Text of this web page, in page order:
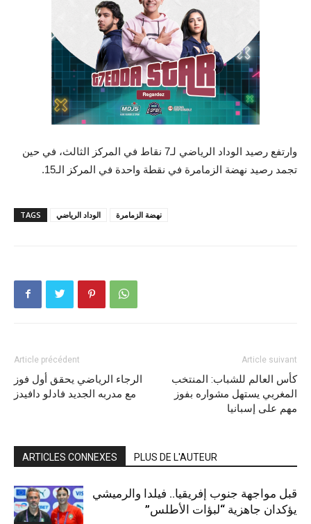
وارتفع رصيد الوداد الرياضي لـ7 نقاط في المركز الثالث، في حين
تجمد رصيد نهضة الزمامرة في نقطة واحدة في المركز الـ15.
TAGS الوداد الرياضي نهضة الزمامرة
Article précédent
الرجاء الرياضي يحقق أول فوز
مع مدربه الجديد فادلو دافيدز
Article suivant
كأس العالم للشباب: المنتخب
المغربي يستهل مشواره بفوز
مهم على إسبانيا
ARTICLES CONNEXES PLUS DE L'AUTEUR
قبل مواجهة جنوب إفريقيا.. فيلدا والرميشي
يؤكدان جاهزية “لبؤات الأطلس”